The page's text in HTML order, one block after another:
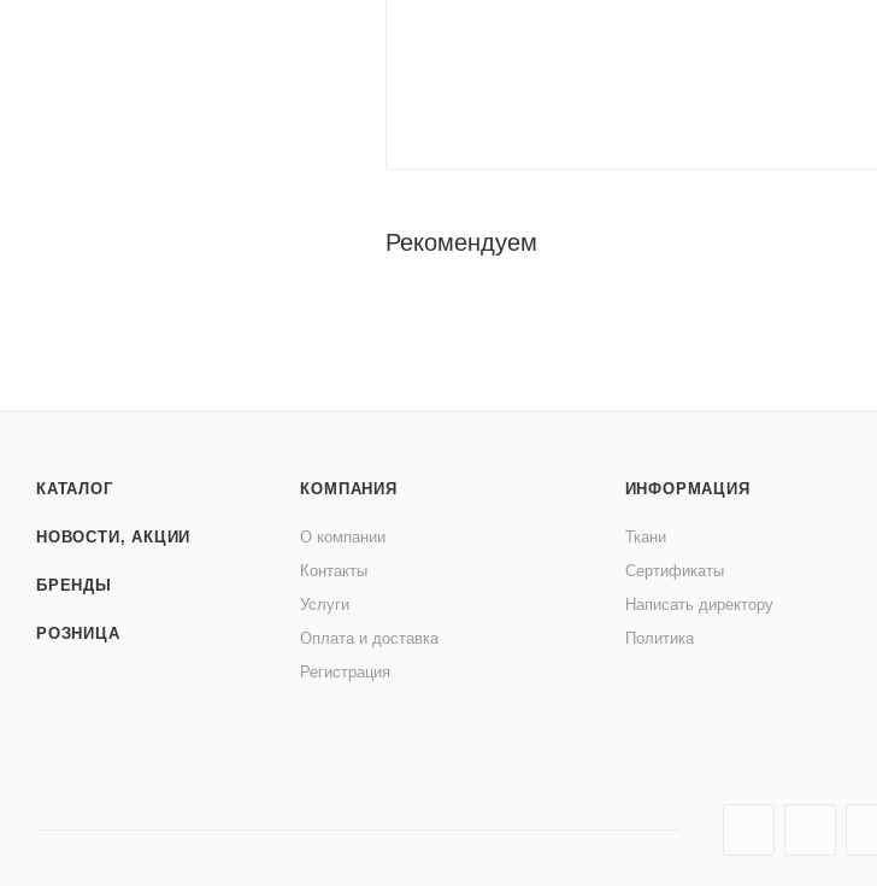
Рекомендуем
КАТАЛОГ
НОВОСТИ, АКЦИИ
БРЕНДЫ
РОЗНИЦА
КОМПАНИЯ
О компании
Контакты
Услуги
Оплата и доставка
Регистрация
ИНФОРМАЦИЯ
Ткани
Сертификаты
Написать директору
Политика